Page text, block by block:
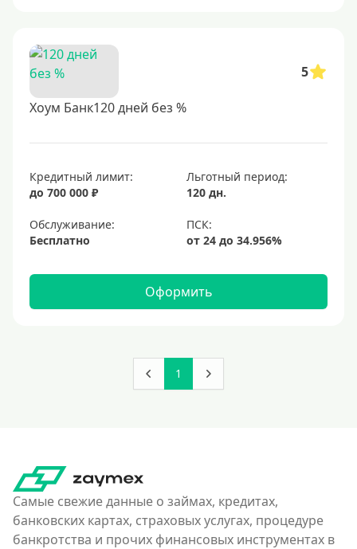
5
Хоум Банк120 дней без %
Кредитный лимит:
до 700 000 ₽
Льготный период:
120 дн.
Обслуживание:
Бесплатно
Оформить
1
Самые свежие данные о займах, кредитах,
банковских картах, страховых услугах, процедуре
банкротства и прочих финансовых инструментах в